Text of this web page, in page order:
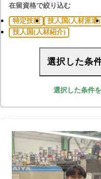
在留資格で絞り込む
特定技能 技人国(人材派遣)
技人国(人材紹介)
選択した条
選択した条件